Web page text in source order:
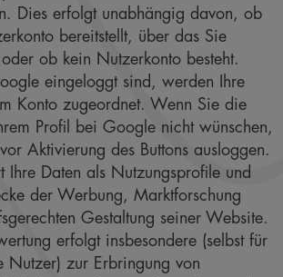
Dies erfolgt unabhängig davon, ob
bereitstellt, über das Sie
ob kein Nutzerkonto besteht.
eingeloggt sind, werden Ihre
Konto zugeordnet. Wenn Sie die
Profil bei Google nicht wünschen,
Aktivierung des Buttons ausloggen.
Ihre Daten als Nutzungsprofile und
der Werbung, Marktforschung
Gestaltung seiner Website.
erfolgt insbesondere (selbst für
Nutzer) zur Erbringung von